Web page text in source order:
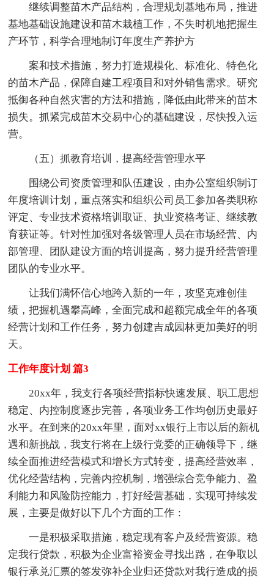
继续调整苗木产品结构，合理规划基地布局，推进
基地基础设施建设和苗木栽植工作，不失时机地把握生
产环节，科学合理地制订年度生产养护方
案和技术措施，努力打造规模化、标准化、特色化
的苗木产品，保障自建工程项目和对外销售需求。研究
抵御各种自然灾害的方法和措施，降低由此带来的苗木
损失。抓紧完成苗木交易中心的基础建设，尽快投入运
营。
（五）抓教育培训，提高经营管理水平
围绕公司资质管理和队伍建设，由办公室组织制订
年度培训计划，重点落实和组织公司员工参加各类职称
评定、专业技术资格培训取证、执业资格考证、继续教
育获证等。针对性加强对各级管理人员在市场经营、内
部管理、团队建设方面的培训提高，努力提升经营管理
团队的专业水平。
让我们满怀信心地跨入新的一年，攻坚克难创佳
绩，把握机遇攀高峰，全面完成和超额完成全年的各项
经营计划和工作任务，努力创建吉成园林更加美好的明
天。
工作年度计划 篇3
20xx年，我支行各项经营指标快速发展、职工思想
稳定、内控制度逐步完善，各项业务工作均创历史最好
水平。在到来的20xx年里，面对xx银行上市以后的新机
遇和新挑战，我支行将在上级行党委的正确领导下，继
续全面推进经营模式和增长方式转变，提高经营效率，
优化经营结构，完善内控机制，增强综合竞争能力、盈
利能力和风险防控能力，打好经营基础，实现可持续发
展，主要是做好以下几个方面的工作：
一是积极采取措施，稳定现有客户及经营资源。稳
定我行贷款，积极为企业富裕资金寻找出路，在争取以
银行承兑汇票的签发弥补企业归还贷款对我行造成的损